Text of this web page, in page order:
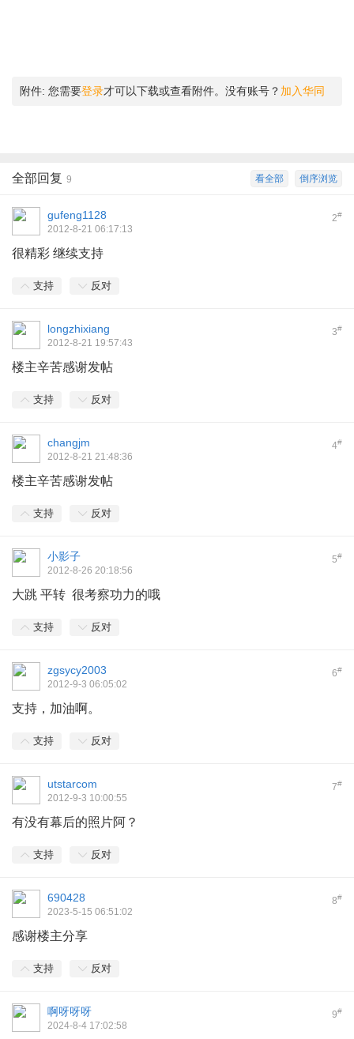
附件: 您需要登录才可以下载或查看附件。没有账号？ 加入华同
倒序浏览
看全部
全部回复 9
2#
gufeng1128
2012-8-21 06:17:13
很精彩 继续支持
支持 反对
3#
longzhixiang
2012-8-21 19:57:43
楼主辛苦感谢发帖
支持 反对
4#
changjm
2012-8-21 21:48:36
楼主辛苦感谢发帖
支持 反对
5#
小影子
2012-8-26 20:18:56
大跳 平转 很考察功力的哦
支持 反对
6#
zgsycy2003
2012-9-3 06:05:02
支持，加油啊。
支持 反对
7#
utstarcom
2012-9-3 10:00:55
有没有幕后的照片阿？
支持 反对
8#
690428
2023-5-15 06:51:02
感谢楼主分享
支持 反对
9#
啊呀呀呀
2024-8-4 17:02:58